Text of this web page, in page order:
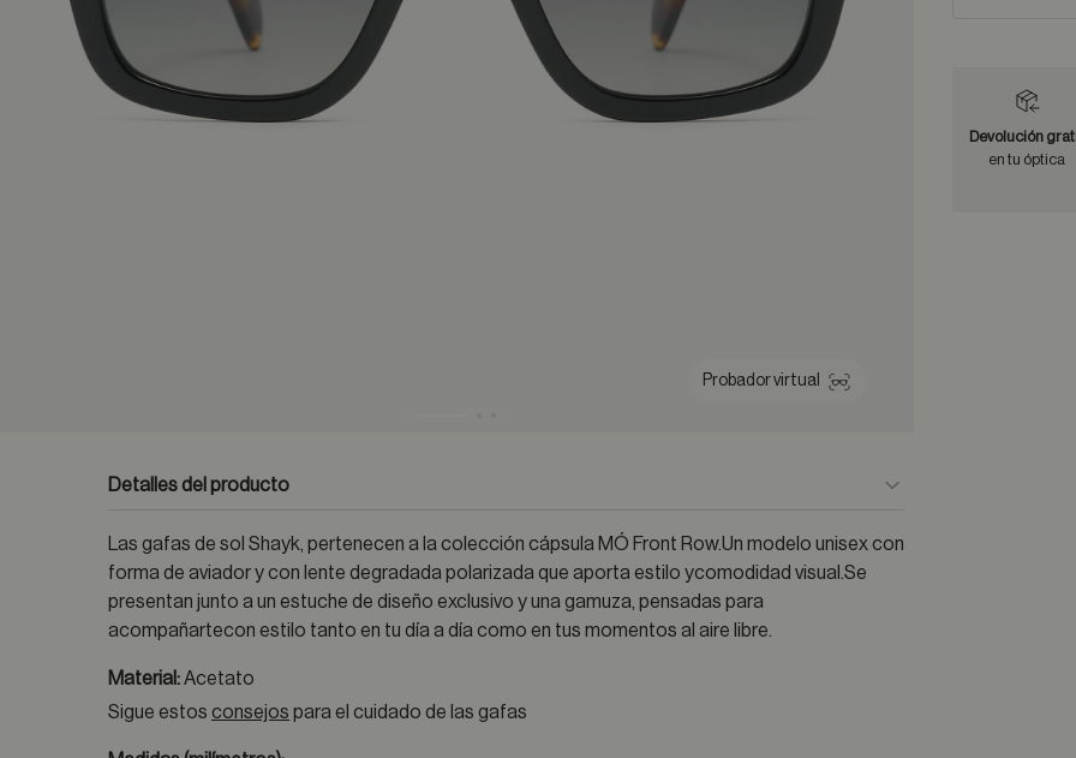
Probador virtual
Detalles del producto
Las gafas de sol Shayk, pertenecen a la colección cápsula MÓ Front Row.Un modelo unisex con
forma de aviador y con lente degradada polarizada que aporta estilo ycomodidad visual.Se
presentan junto a un estuche de diseño exclusivo y una gamuza, pensadas para
acompañartecon estilo tanto en tu día a día como en tus momentos al aire libre.
Material:Acetato
Sigue estosconsejos para el cuidado de las gafas
Devolución
en tu óptica